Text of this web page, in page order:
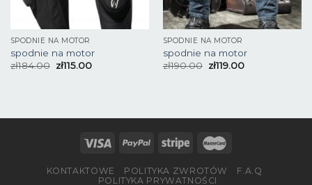
SPODNIE NA MOTOR
spodnie na motor
zł184.00 zł115.00
SPODNIE NA MOTOR
spodnie na motor
zł190.00 zł119.00
KONTAKTOWE POLITYKA ZWROTÓW
F.A.Q
POLITYKA PRYWATNOŚCI